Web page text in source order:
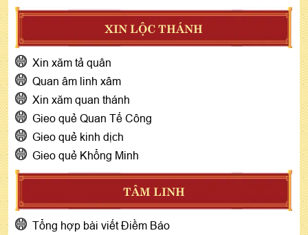
XIN LỘC THÁNH
Xin xăm tả quân
Quan âm linh xâm
Xin xăm quan thánh
Gieo quẻ Quan Tế Công
Gieo quẻ kinh dịch
Gieo quẻ Khổng Minh
TÂM LINH
Tổng hợp bài viết Điềm Báo